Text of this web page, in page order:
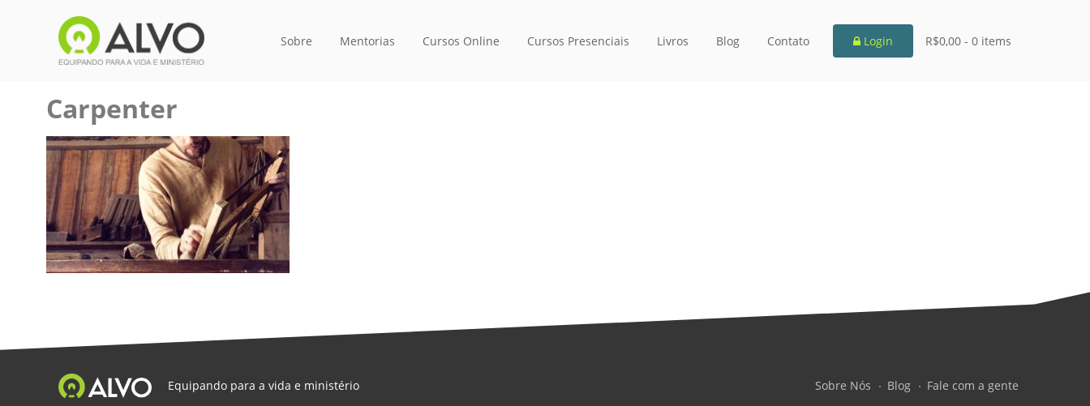
Sobre Mentorias Cursos Online Cursos Presenciais Livros Blog Contato Login R$0,00 - 0 items
Carpenter
Equipando para a vida e ministério Sobre Nós Blog Fale com a gente